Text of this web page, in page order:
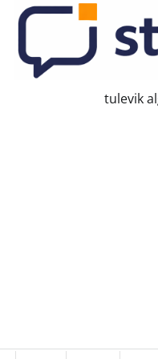
tulevik